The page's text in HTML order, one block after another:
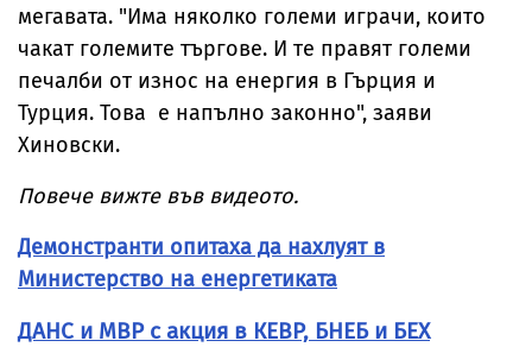
мегавата. "Има няколко големи играчи, които
чакат големите търгове. И те правят големи
печалби от износ на енергия в Гърция и
Турция. Това е напълно законно", заяви
Хиновски.
Повече вижте във видеото.
Демонстранти опитаха да нахлуят в
Министерство на енергетиката
ДАНС и МВР с акция в КЕВР, БНЕБ и БЕХ